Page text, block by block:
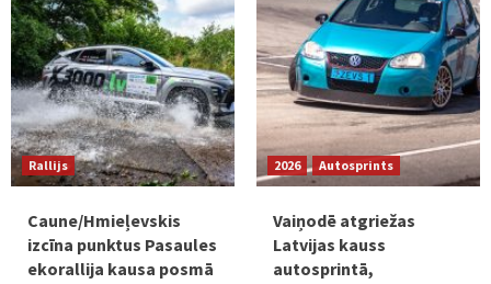
Rallijs
Caune/Hmieļevskis
izcīna punktus Pasaules
ekorallija kausa posmā
2026 Autosprints
Vaiņodē atgriežas
Latvijas kauss
autosprintā,